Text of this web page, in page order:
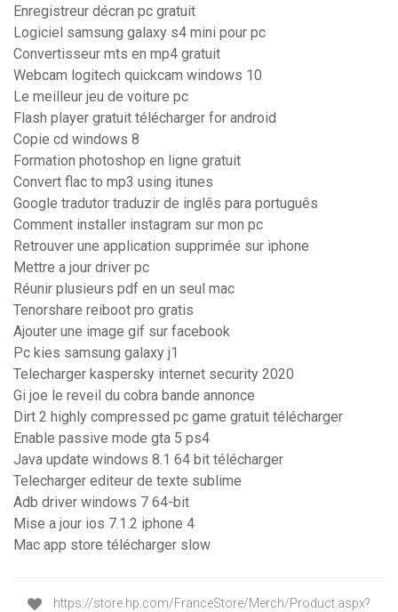
Enregistreur décran pc gratuit
Logiciel samsung galaxy s4 mini pour pc
Convertisseur mts en mp4 gratuit
Webcam logitech quickcam windows 10
Le meilleur jeu de voiture pc
Flash player gratuit télécharger for android
Copie cd windows 8
Formation photoshop en ligne gratuit
Convert flac to mp3 using itunes
Google tradutor traduzir de inglês para português
Comment installer instagram sur mon pc
Retrouver une application supprimée sur iphone
Mettre a jour driver pc
Réunir plusieurs pdf en un seul mac
Tenorshare reiboot pro gratis
Ajouter une image gif sur facebook
Pc kies samsung galaxy j1
Telecharger kaspersky internet security 2020
Gi joe le reveil du cobra bande annonce
Dirt 2 highly compressed pc game gratuit télécharger
Enable passive mode gta 5 ps4
Java update windows 8.1 64 bit télécharger
Telecharger editeur de texte sublime
Adb driver windows 7 64-bit
Mise a jour ios 7.1.2 iphone 4
Mac app store télécharger slow
https://store.hp.com/FranceStore/Merch/Product.aspx?